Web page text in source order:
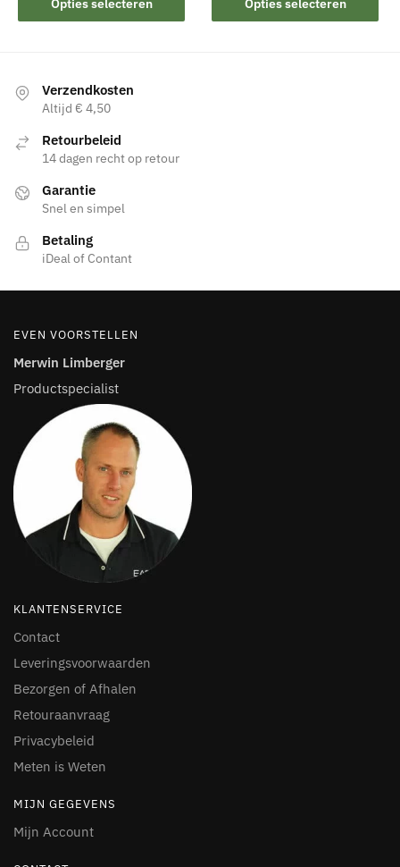
Opties selecteren
product
variaties.
Deze
kan
gekozen
op
productpagina
Opties selecteren
Verzendkosten
Altijd € 4,50
Retourbeleid
14 dagen recht op retour
Garantie
Snel en simpel
Betaling
iDeal of Contant
EVEN VOORSTELLEN
Merwin Limberger
Productspecialist
KLANTENSERVICE
Contact
Leveringsvoorwaarden
Bezorgen of Afhalen
Retouraanvraag
Privacybeleid
Meten is Weten
MIJN GEGEVENS
Mijn Account